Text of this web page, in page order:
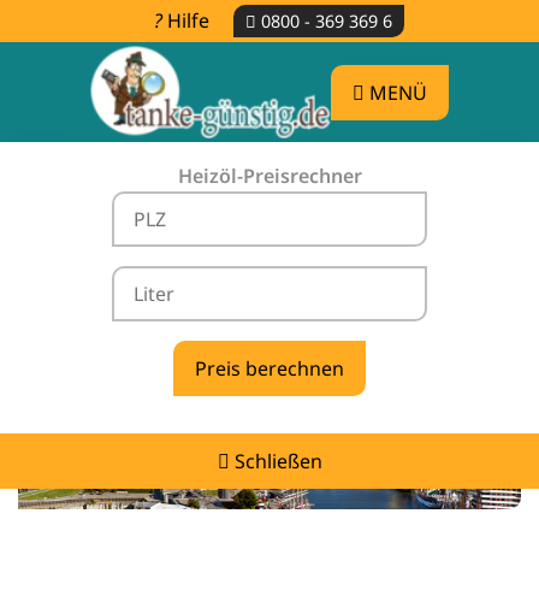
Hilfe 0800 - 369 369 6
MENÜ
Heizöl-Preisrechner
Schließen
Heizölpreise Kirchlinteln -
vergleichen & günstig tanken